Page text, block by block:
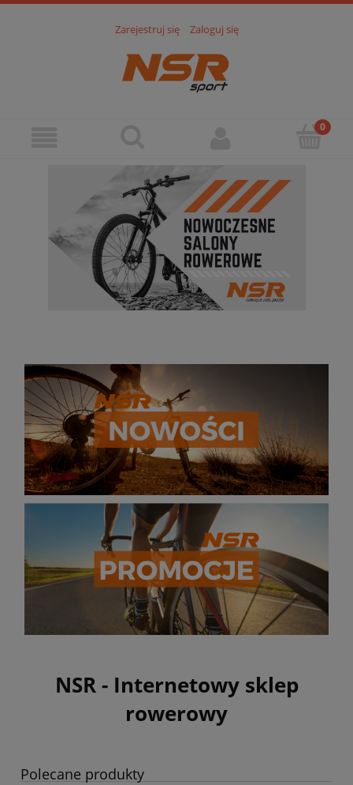
Zarejestruj się Zaloguj się
NSR - Internetowy sklep
rowerowy
Polecane produkty